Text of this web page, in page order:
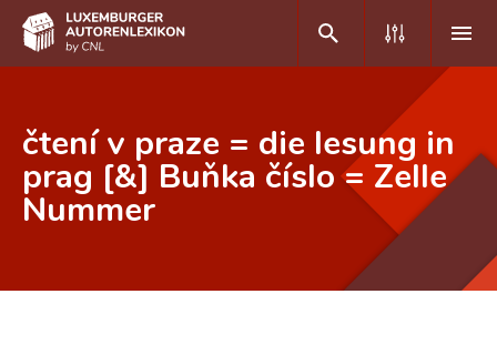
DE FR
Home
Erweiterte Suche
čtení v praze = die lesung in
prag [&] Buňka číslo = Zelle
Nummer